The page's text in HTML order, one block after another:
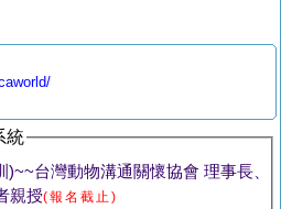
統
台灣動物溝通關懷協會 理事長、
親授(報名截止)